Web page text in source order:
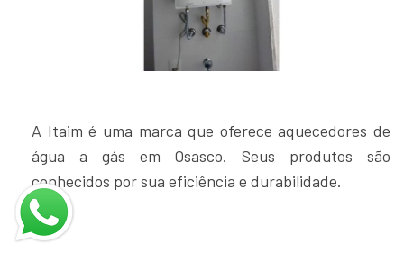
A Itaim é uma marca que oferece aquecedores de
água a gás em Osasco. Seus produtos são
conhecidos por sua eficiência e durabilidade.